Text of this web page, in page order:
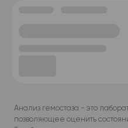
Анализ гемостаза - это
позволяющее оценить